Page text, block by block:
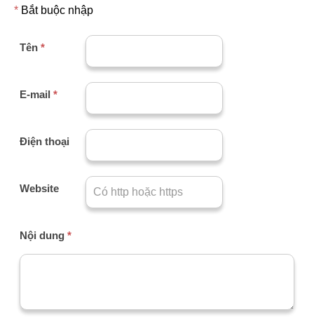
* Bắt buộc nhập
Tên *
E-mail *
Điện thoại
Website
Nội dung *